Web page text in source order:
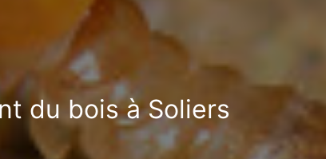
du bois à Soliers